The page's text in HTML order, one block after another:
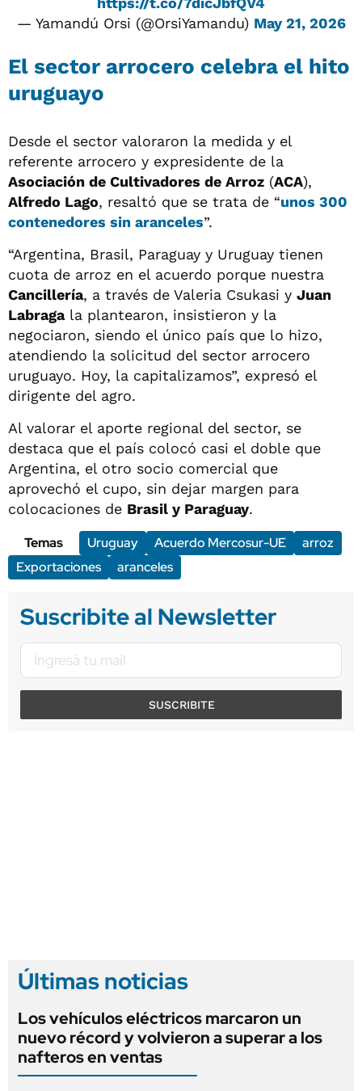
— Yamandú Orsi (@OrsiYamandu) May 21, 2026
El sector arrocero celebra el hito
uruguayo
Desde el sector valoraron la medida y el
referente arrocero y expresidente de la
Asociación de Cultivadores de Arroz (ACA),
Alfredo Lago, resaltó que se trata de “unos 300
contenedores sin aranceles”.
“Argentina, Brasil, Paraguay y Uruguay tienen
cuota de arroz en el acuerdo porque nuestra
Cancillería, a través de Valeria Csukasi y Juan
Labragala plantearon, insistieron y la
negociaron, siendo el único país que lo hizo,
atendiendo la solicitud del sector arrocero
uruguayo. Hoy, la capitalizamos”, expresó el
dirigente del agro.
Al valorar el aporte regional del sector, se
destaca que el país colocó casi el doble que
Argentina, el otro socio comercial que
aprovechó el cupo, sin dejar margen para
colocaciones de Brasil y Paraguay.
Temas
Uruguay Acuerdo Mercosur-UE
arroz
Exportaciones
aranceles
Suscribite al Newsletter
SUSCRIBITE
Últimas noticias
Los vehículos eléctricos marcaron un
nuevo récord y volvieron a superar a los
nafteros en ventas